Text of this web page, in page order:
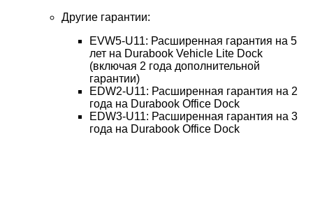
Другие гарантии:
EVW5-U11: Расширенная гарантия на 5
лет на Durabook Vehicle Lite Dock
(включая 2 года дополнительной
гарантии)
EDW2-U11: Расширенная гарантия на 2
года на Durabook Office Dock
EDW3-U11: Расширенная гарантия на 3
года на Durabook Office Dock